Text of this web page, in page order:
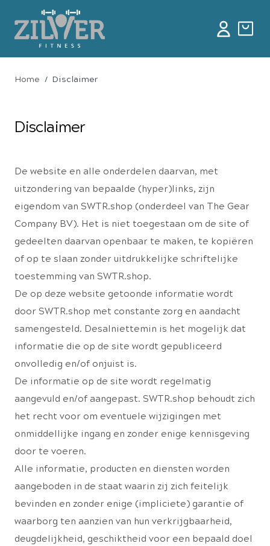
Home / Disclaimer
Disclaimer
De website en alle onderdelen daarvan, met
uitzondering van bepaalde (hyper)links, zijn
eigendom van SWTR.shop (onderdeel van The Gear
Company BV). Het is niet toegestaan om de site of
gedeelten daarvan openbaar te maken, te kopiëren
of op te slaan zonder uitdrukkelijke schriftelijke
toestemming van SWTR.shop.
De op deze website getoonde informatie wordt
door SWTR.shop met constante zorg en aandacht
samengesteld. Desalniettemin is het mogelijk dat
informatie die op de site wordt gepubliceerd
onvolledig en/of onjuist is.
De informatie op de site wordt regelmatig
aangevuld en/of aangepast. SWTR.shop behoudt zich
het recht voor om eventuele wijzigingen met
onmiddellijke ingang en zonder enige kennisgeving
door te voeren.
Alle informatie, producten en diensten worden
aangeboden in de staat waarin zij zich feitelijk
bevinden en zonder enige (impliciete) garantie of
waarborg ten aanzien van hun verkrijgbaarheid,
deugdelijkheid, geschiktheid voor een bepaald doel